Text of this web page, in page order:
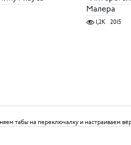
Малера
1,2K 2015
табы на переключалку и настраиваем